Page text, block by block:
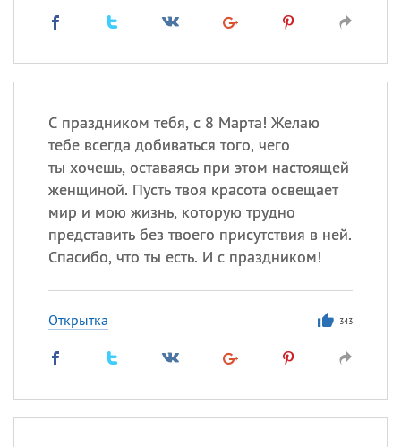
С праздником тебя, с 8 Марта! Желаю
тебе всегда добиваться того, чего
ты хочешь, оставаясь при этом настоящей
женщиной. Пусть твоя красота освещает
мир и мою жизнь, которую трудно
представить без твоего присутствия в ней.
Спасибо, что ты есть. И с праздником!
Открытка 343